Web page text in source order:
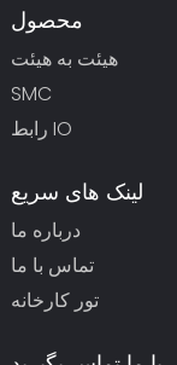
محصول
هیئت به هیئت
SMC
رابط IO
لینک های سریع
درباره ما
تماس با ما
تور کارخانه